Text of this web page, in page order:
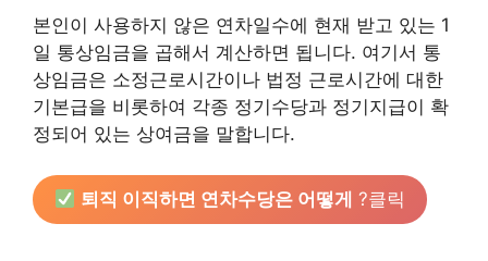
본인이 사용하지 않은 연차일수에 현재 받고 있는 1
일 통상임금을 곱해서 계산하면 됩니다. 여기서 통
상임금은 소정근로시간이나 법정 근로시간에 대한
기본급을 비롯하여 각종 정기수당과 정기지급이 확
정되어 있는 상여금을 말합니다.
퇴직 이직하면 연차수당은 어떻게 ?클릭